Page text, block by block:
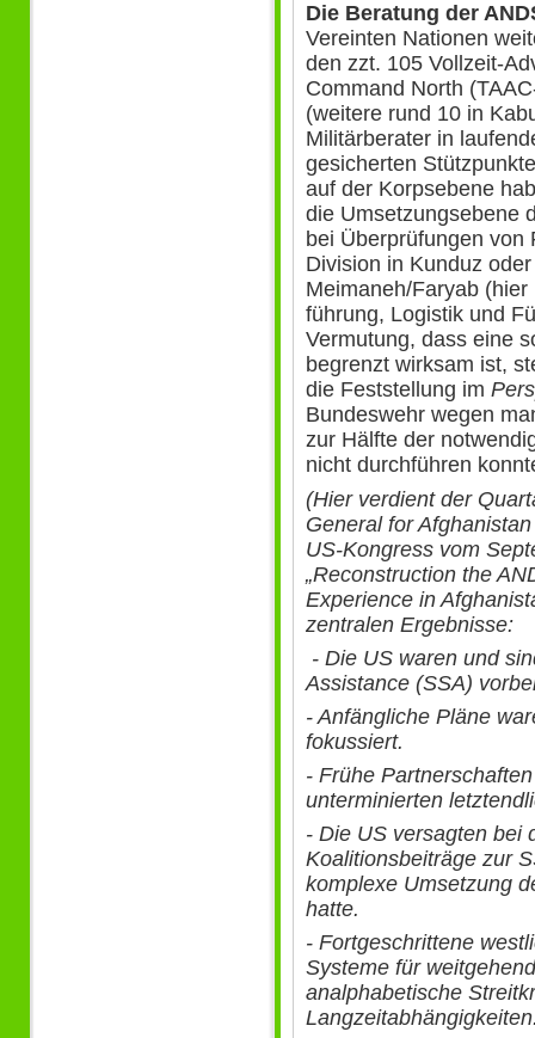
Die Beratung der
Vereinten Nationen
den zzt. 105 Vollzeit-
Command North
(weitere rund 10 in
Militärberater in
gesicherten
auf der Korpsebene
die Umsetzungsebene
bei Überprüfungen von
Division in Kunduz
Meimaneh/Faryab
führung, Logistik und
Vermutung, dass eine
begrenzt wirksam ist,
die Feststellung im
Bundeswehr wegen
zur Hälfte der
nicht durchführen
(Hier verdient der
General for
US-Kongress vom
„Reconstruction the
Experience in
zentralen Ergebnisse:
- Die US waren und
Assistance (SSA)
- Anfängliche Pläne
fokussiert.
- Frühe
unterminierten
- Die US versagten bei
Koalitionsbeiträge zur
komplexe Umsetzung
hatte.
- Fortgeschrittene
Systeme für
analphabetische